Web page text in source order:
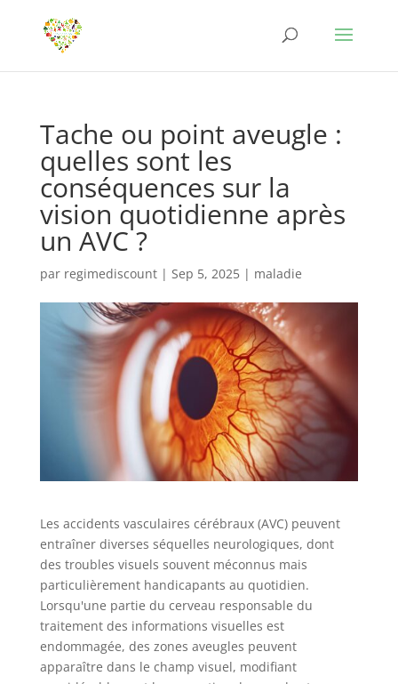
Tache ou point aveugle :
quelles sont les
conséquences sur la
vision quotidienne après
un AVC ?
par regimediscount| Sep 5, 2025| maladie
Les accidents vasculaires cérébraux (AVC) peuvent
entraîner diverses séquelles neurologiques, dont
des troubles visuels souvent méconnus mais
particulièrement handicapants au quotidien.
Lorsqu'une partie du cerveau responsable du
traitement des informations visuelles est
endommagée, des zones aveugles peuvent
apparaître dans le champ visuel, modifiant